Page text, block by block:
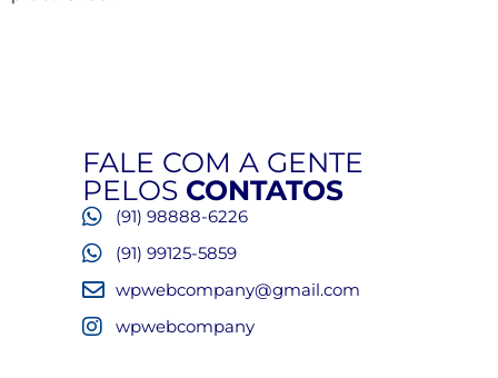
FALE COM A GENTE
PELOS CONTATOS
(91) 98888-6226
(91) 99125-5859
wpwebcompany@gmail.com
wpwebcompany